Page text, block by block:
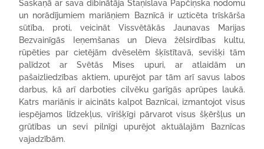
Saskaņā ar sava dibinātāja Staņislava Papčiņska nodomu
un norādījumiem mariāņiem Baznīcā ir uzticēta trīskārša
sūtība, proti, veicināt Vissvētākās Jaunavas Marijas
Bezvainīgās Ieņemšanas un Dieva žēlsirdības kultu,
rūpēties par cietējām dvēselēm šķīstītavā, sevišķi tām
palīdzot ar Svētās Mises upuri, ar atlaidām un
pašaizliedzības aktiem, upurējot par tām arī savus labos
darbus, kā arī darboties cilvēku garīgās aprūpes laukā.
Katrs mariānis ir aicināts kalpot Baznīcai, izmantojot visus
iespējamos līdzekļus, vīrišķīgi pārvarot visus šķēršļus un
grūtības un sevi pilnīgi upurējot aktuālajām Baznīcas
vajadzībām.